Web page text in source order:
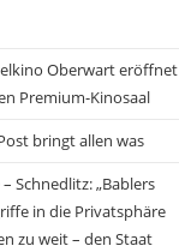
Oberwart eröffnet
Premium-Kinosaal
bringt allen was
– Schnedlitz: „Bablers
in die Privatsphäre
zu weit – den Staat